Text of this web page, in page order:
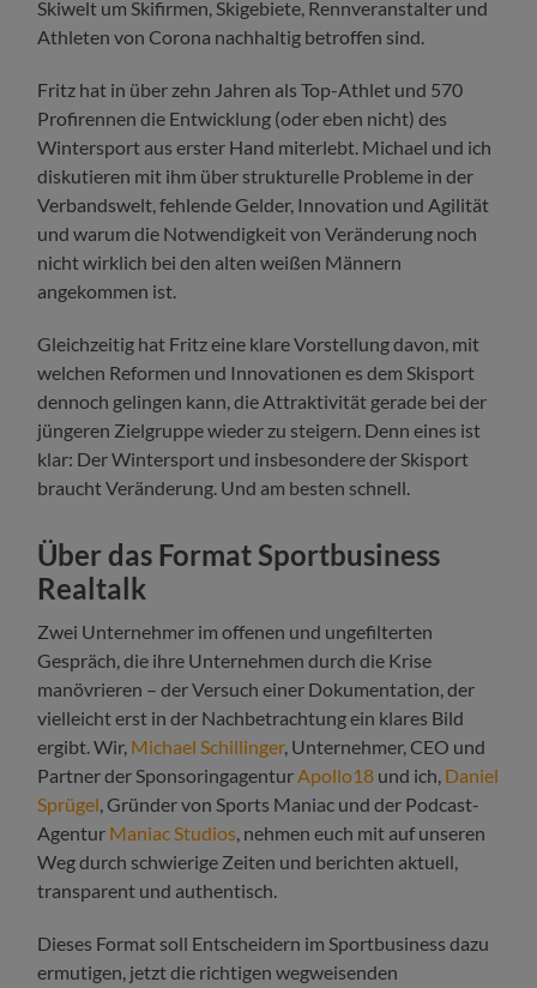
Skiwelt um Skifirmen, Skigebiete, Rennveranstalter und
Athleten von Corona nachhaltig betroffen sind.
Fritz hat in über zehn Jahren als Top-Athlet und 570
Profirennen die Entwicklung (oder eben nicht) des
Wintersport aus erster Hand miterlebt. Michael und ich
diskutieren mit ihm über strukturelle Probleme in der
Verbandswelt, fehlende Gelder, Innovation und Agilität
und warum die Notwendigkeit von Veränderung noch
nicht wirklich bei den alten weißen Männern
angekommen ist.
Gleichzeitig hat Fritz eine klare Vorstellung davon, mit
welchen Reformen und Innovationen es dem Skisport
dennoch gelingen kann, die Attraktivität gerade bei der
jüngeren Zielgruppe wieder zu steigern. Denn eines ist
klar: Der Wintersport und insbesondere der Skisport
braucht Veränderung. Und am besten schnell.
Über das Format Sportbusiness
Realtalk
Zwei Unternehmer im offenen und ungefilterten
Gespräch, die ihre Unternehmen durch die Krise
manövrieren – der Versuch einer Dokumentation, der
vielleicht erst in der Nachbetrachtung ein klares Bild
ergibt. Wir, Michael Schillinger, Unternehmer, CEO und
Partner der SponsoringagenturApollo18 und ich, Daniel
Sprügel, Gründer von Sports Maniac und der Podcast-
Agentur Maniac Studios, nehmen euch mit auf unseren
Weg durch schwierige Zeiten und berichten aktuell,
transparent und authentisch.
Dieses Format soll Entscheidern im Sportbusiness dazu
ermutigen, jetzt die richtigen wegweisenden